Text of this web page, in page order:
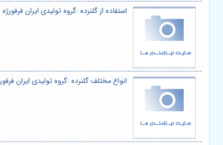
استفاده از گلنرده :گروه تولیدی ایران فرفورژه
انواع مختلف گلنرده :گروه تولیدی ایران